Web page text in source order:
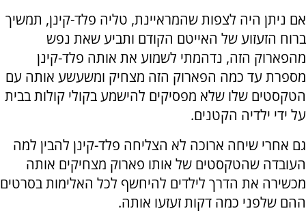
אם ניתן היה לצפות שהמראיינת, טליה פלד-קינן, תמשיך
ברוח הזעזוע של האייטם הקודם ותביע שאת נפש
מהפארוק הזה, נדהמתי לשמוע את אותה פלד-קינן
מספרת עד כמה הפארוק הזה מצחיק ומשעשע אותה עם
הטקסטים שלו שלא מפסיקים להישמע בקולי קולות בבית
על ידי ילדיה הקטנים.
גם אחרי שיחה ארוכה לא הצליחה פלד-קינן להבין למה
העובדה שהטקסטים של אותו פארוק מצחיקים אותה
מכשירה את הדרך לילדים להיחשף לכל האלימות בסרטים
ההם שלפני כמה דקות זעזעו אותה.